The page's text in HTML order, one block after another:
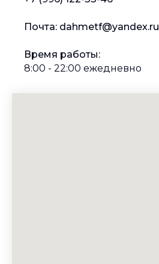
Почта: dahmetf@yandex.ru
Время работы:
8:00 - 22:00 ежедневно